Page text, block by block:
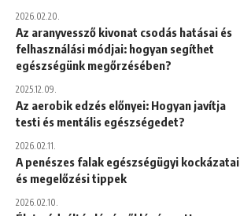
2026.02.20.
Az aranyvessző kivonat csodás hatásai és
felhasználási módjai: hogyan segíthet
egészségünk megőrzésében?
2025.12.09.
Az aerobik edzés előnyei: Hogyan javítja
testi és mentális egészségedet?
2026.02.11.
A penészes falak egészségügyi kockázatai
és megelőzési tippek
2026.02.10.